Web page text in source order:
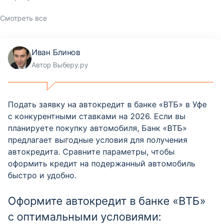
Смотреть все
Иван Блинов
Автор Выберу.ру
Подать заявку на автокредит в банке «ВТБ» в Уфе
с конкурентными ставками на 2026. Если вы
планируете покупку автомобиля, Банк «ВТБ»
предлагает выгодные условия для получения
автокредита. Сравните параметры, чтобы
оформить кредит на подержанный автомобиль
быстро и удобно.
Оформите автокредит в банке «ВТБ»
с оптимальными условиями: